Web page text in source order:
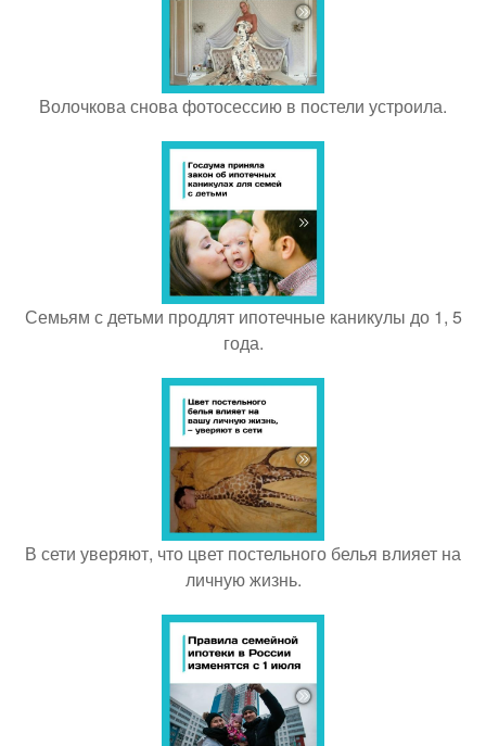
Волочкова снова фотосессию в постели устроила.
Семьям с детьми продлят ипотечные каникулы до 1, 5
года.
В сети уверяют, что цвет постельного белья влияет на
личную жизнь.